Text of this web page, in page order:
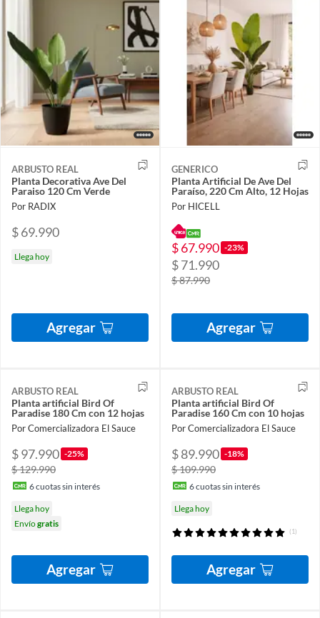
ARBUSTO REAL
Planta Decorativa Ave Del
Paraiso 120 Cm Verde
Por RADIX
$ 69.990
Llega hoy
Agregar
GENERICO
Planta Artificial De Ave Del
Paraíso, 220 Cm Alto, 12 Hojas
Por HICELL
$ 67.990 -23%
$ 71.990
$ 87.990
Agregar
ARBUSTO REAL
Planta artificial Bird Of
Paradise 180 Cm con 12 hojas
Por Comercializadora El Sauce
$ 97.990 -25%
$ 129.990
6cuotas sin interés
Llega hoy
Envíogratis
Agregar
ARBUSTO REAL
Planta artificial Bird Of
Paradise 160 Cm con 10 hojas
Por Comercializadora El Sauce
$ 89.990 -18%
$ 109.990
6cuotas sin interés
Llega hoy
(1)
Agregar